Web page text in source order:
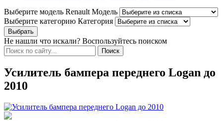
Выберите модель Renault Модель
Выберите категорию Категория
Не нашли что искали? Воспользуйтесь поиском
Усилитель бампера переднего Logan до
2010